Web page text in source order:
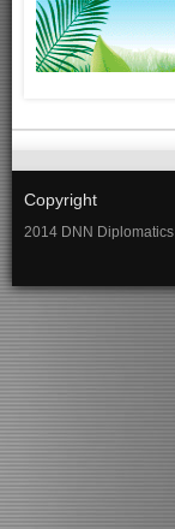
Copyright
2014 DNN